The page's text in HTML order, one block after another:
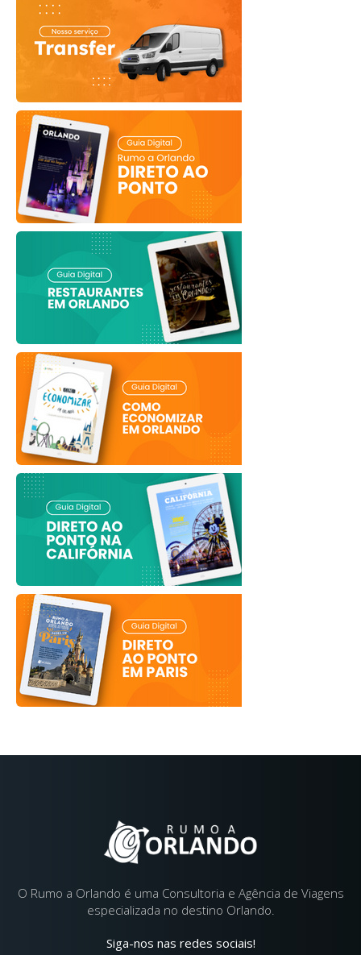
O Rumo a Orlando é uma Consultoria e Agência de Viagens
especializada no destino Orlando.
Siga-nos nas redes sociais!